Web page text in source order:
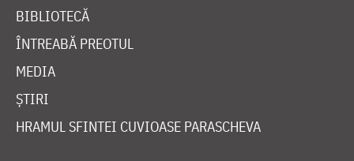
BIBLIOTECĂ
ÎNTREABĂ PREOTUL
MEDIA
ȘTIRI
HRAMUL SFINTEI CUVIOASE PARASCHEVA